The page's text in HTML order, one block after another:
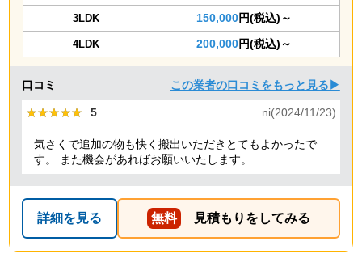
3LDK 150,000円(税込)～
4LDK 200,000円(税込)～
口コミ この業者の口コミをもっと見る▶
★★★★★
★★★★★ 5 ni(2024/11/23)
気さくで追加の物も快く搬出いただきとてもよかったで
す。 また機会があればお願いいたします。
詳細を見る 無料 見積もりをしてみる